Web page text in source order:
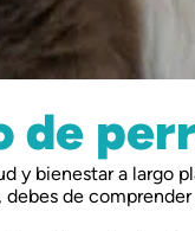
de
y bienestar a largo
de